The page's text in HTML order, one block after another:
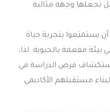
تجعلها وجهة مثالية
يستمتعوا بتجربة حياة
بيئة مفعمة بالحيوية. لذا،
فرص الدراسة في
مستقبلهم الأكاديمي